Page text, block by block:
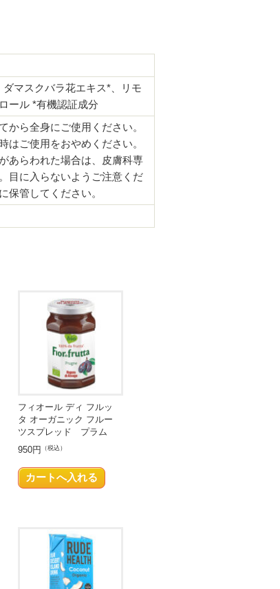
マスクバラ花エキス*、リモ
ール *有機認証成分
から全身にご使用ください。
はご使用をおやめください。
あらわれた場合は、皮膚科専
目に入らないようご注意くだ
保管してください。
フィオール ディ フルッ
タ オーガニック フルー
ツスプレッド プラム
950円
（税込）